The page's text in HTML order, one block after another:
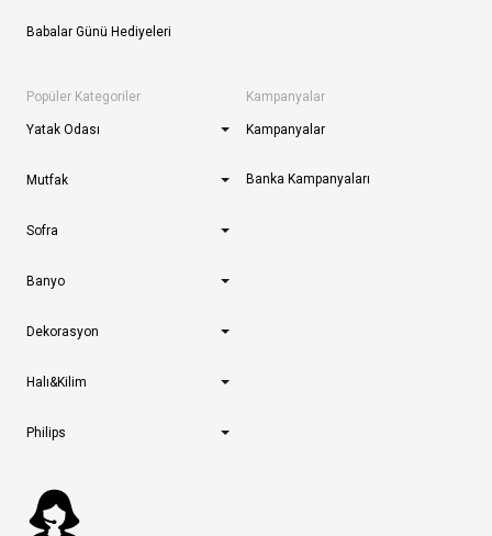
Babalar Günü Hediyeleri
Popüler Kategoriler
Yatak Odası
Mutfak
Sofra
Banyo
Dekorasyon
Halı&Kilim
Philips
Kampanyalar
Kampanyalar
Banka Kampanyaları